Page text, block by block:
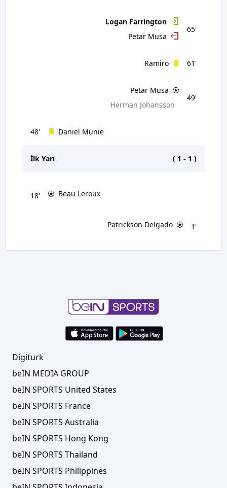
65'
Logan Farrington
Petar Musa
61'
Ramiro
49'
Petar Musa
Herman Johansson
48' Daniel Munie
İlk Yarı ( 1 - 1 )
18' Beau Leroux
1'
Patrickson Delgado
Digiturk
beIN MEDIA GROUP
beIN SPORTS United States
beIN SPORTS France
beIN SPORTS Australia
beIN SPORTS Hong Kong
beIN SPORTS Thailand
beIN SPORTS Philippines